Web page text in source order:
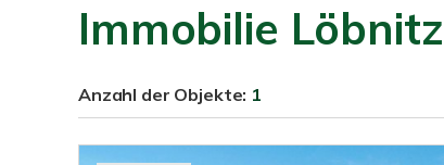
Immobilie
Anzahl der Objekte: 1